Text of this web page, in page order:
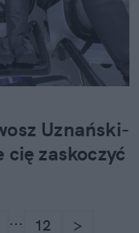
Uznański-
zaskoczyć
... 12 >